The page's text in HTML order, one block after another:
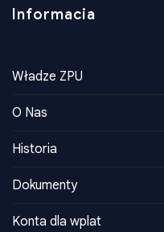
Informacia
Władze ZPU
O Nas
Historia
Dokumenty
Konta dla wplat